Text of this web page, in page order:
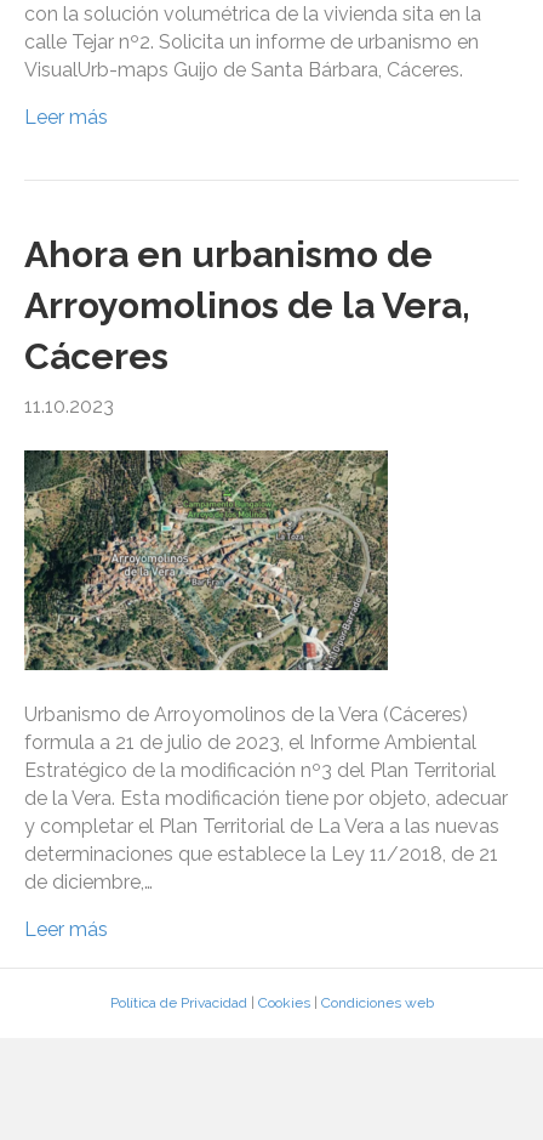
con la solución volumétrica de la vivienda sita en la
calle Tejar nº2. Solicita un informe de urbanismo en
VisualUrb-maps Guijo de Santa Bárbara, Cáceres.
Leer más
Ahora en urbanismo de
Arroyomolinos de la Vera,
Cáceres
11.10.2023
Urbanismo de Arroyomolinos de la Vera (Cáceres)
formula a 21 de julio de 2023, el Informe Ambiental
Estratégico de la modificación nº3 del Plan Territorial
de la Vera. Esta modificación tiene por objeto, adecuar
y completar el Plan Territorial de La Vera a las nuevas
determinaciones que establece la Ley 11/2018, de 21
de diciembre,…
Leer más
Política de Privacidad| Cookies| Condiciones web